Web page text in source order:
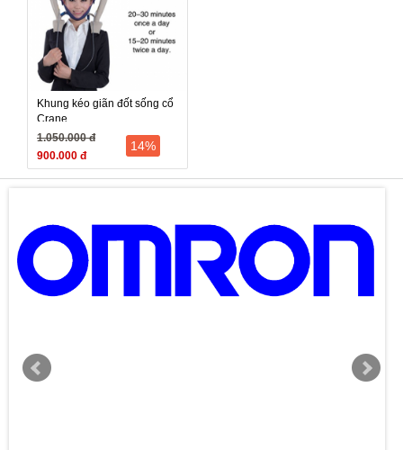
Khung kéo giãn đốt sống cổ
Crane
1.050.000 đ
900.000 đ
14%